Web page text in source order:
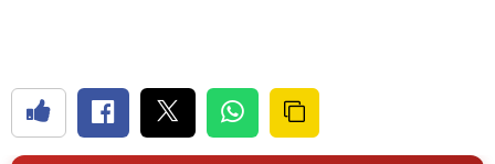
Erzurum
Eskişehir